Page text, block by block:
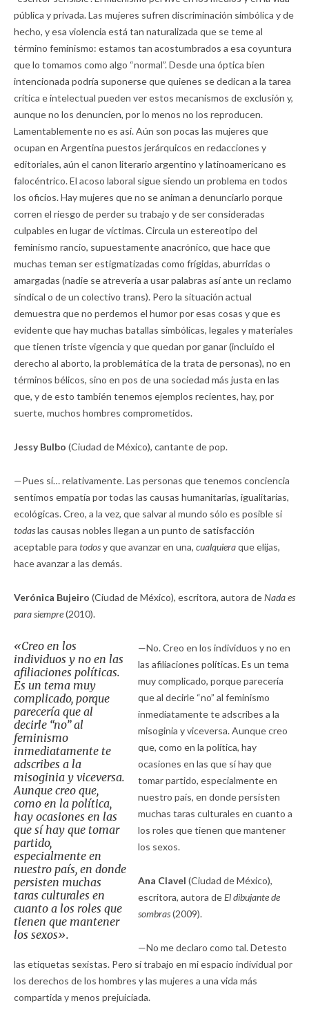
pública y privada. Las mujeres sufren discriminación simbólica y de
hecho, y esa violencia está tan naturalizada que se teme al
término feminismo: estamos tan acostumbrados a esa coyuntura
que lo tomamos como algo “normal”. Desde una óptica bien
intencionada podría suponerse que quienes se dedican a la tarea
crítica e intelectual pueden ver estos mecanismos de exclusión y,
aunque no los denuncien, por lo menos no los reproducen.
Lamentablemente no es así. Aún son pocas las mujeres que
ocupan en Argentina puestos jerárquicos en redacciones y
editoriales, aún el canon literario argentino y latinoamericano es
falocéntrico. El acoso laboral sigue siendo un problema en todos
los oficios. Hay mujeres que no se animan a denunciarlo porque
corren el riesgo de perder su trabajo y de ser consideradas
culpables en lugar de víctimas. Circula un estereotipo del
feminismo rancio, supuestamente anacrónico, que hace que
muchas teman ser estigmatizadas como frígidas, aburridas o
amargadas (nadie se atrevería a usar palabras así ante un reclamo
sindical o de un colectivo trans). Pero la situación actual
demuestra que no perdemos el humor por esas cosas y que es
evidente que hay muchas batallas simbólicas, legales y materiales
que tienen triste vigencia y que quedan por ganar (incluido el
derecho al aborto, la problemática de la trata de personas), no en
términos bélicos, sino en pos de una sociedad más justa en las
que, y de esto también tenemos ejemplos recientes, hay, por
suerte, muchos hombres comprometidos.
Jessy Bulbo (Ciudad de México), cantante de pop.
—Pues sí… relativamente. Las personas que tenemos conciencia
sentimos empatía por todas las causas humanitarias, igualitarias,
ecológicas. Creo, a la vez, que salvar al mundo sólo es posible si
todaslas causas nobles llegan a un punto de satisfacción
aceptable para todosy que avanzar en una, cualquieraque elijas,
hace avanzar a las demás.
Verónica Bujeiro (Ciudad de México), escritora, autora deNada es
para siempre(2010).
«Creo en los
individuos y no en las
afiliaciones políticas.
Es un tema muy
complicado, porque
parecería que al
decirle “no” al
feminismo
inmediatamente te
adscribes a la
misoginia y viceversa.
Aunque creo que,
como en la política,
hay ocasiones en las
que sí hay que tomar
partido,
especialmente en
nuestro país, en donde
persisten muchas
taras culturales en
cuanto a los roles que
tienen que mantener
los sexos».
—No. Creo en los individuos y no en
las afiliaciones políticas. Es un tema
muy complicado, porque parecería
que al decirle “no” al feminismo
inmediatamente te adscribes a la
misoginia y viceversa. Aunque creo
que, como en la política, hay
ocasiones en las que sí hay que
tomar partido, especialmente en
nuestro país, en donde persisten
muchas taras culturales en cuanto a
los roles que tienen que mantener
los sexos.
Ana Clavel (Ciudad de México),
escritora, autora deEl dibujante de
sombras(2009).
—No me declaro como tal. Detesto
las etiquetas sexistas. Pero sí trabajo en mi espacio individual por
los derechos de los hombres y las mujeres a una vida más
compartida y menos prejuiciada.